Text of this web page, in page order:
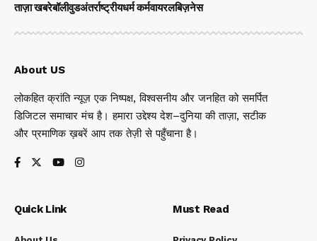
ताज़ा खबरेबॉलीवुडअंतर्राष्ट्रीयधर्म कर्मवायरलबिज़नेस
About US
लोकहित क्रांति न्यूज़ एक निष्पक्ष, विश्वसनीय और जनहित को समर्पित
डिजिटल समाचार मंच है। हमारा उद्देश्य देश–दुनिया की ताज़ा, सटीक
और प्रमाणिक ख़बरें आप तक तेज़ी से पहुँचाना है।
Quick Link Must Read